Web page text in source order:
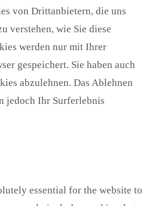
von Drittanbietern, die uns
verstehen, wie Sie diese
werden nur mit Ihrer
gespeichert. Sie haben auch
abzulehnen. Das Ablehnen
jedoch Ihr Surferlebnis
essential for the website to